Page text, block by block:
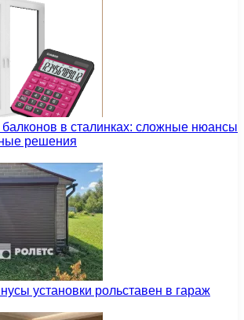
в сталинках: сложные нюансы
решения
установки рольставен в гараж